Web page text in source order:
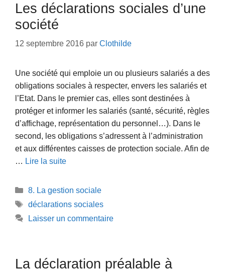
Les déclarations sociales d’une
société
12 septembre 2016 par Clothilde
Une société qui emploie un ou plusieurs salariés a des
obligations sociales à respecter, envers les salariés et
l’Etat. Dans le premier cas, elles sont destinées à
protéger et informer les salariés (santé, sécurité, règles
d’affichage, représentation du personnel…). Dans le
second, les obligations s’adressent à l’administration
et aux différentes caisses de protection sociale. Afin de
… Lire la suite
Catégories
8. La gestion sociale
Étiquettes
déclarations sociales
Laisser un commentaire
La déclaration préalable à